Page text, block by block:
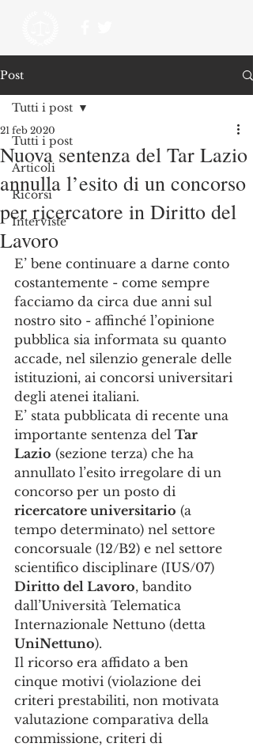
Post
Tutti i post
Articoli
Ricorsi
Interviste
Tutti i post
Nuova sentenza del Tar Lazio
annulla l’esito di un concorso
per ricercatore in Diritto del
Lavoro
21 feb 2020
E’ bene continuare a darne conto
costantemente - come sempre
facciamo da circa due anni sul
nostro sito - affinché l’opinione
pubblica sia informata su quanto
accade, nel silenzio generale delle
istituzioni, ai concorsi universitari
degli atenei italiani.
E’ stata pubblicata di recente una
importante sentenza del Tar
Lazio (sezione terza) che ha
annullato l’esito irregolare di un
concorso per un posto di
ricercatore universitario (a
tempo determinato) nel settore
concorsuale (12/B2) e nel settore
scientifico disciplinare (IUS/07)
Diritto del Lavoro, bandito
dall’Università Telematica
Internazionale Nettuno (detta
UniNettuno).
Il ricorso era affidato a ben
cinque motivi (violazione dei
criteri prestabiliti, non motivata
valutazione comparativa della
commissione, criteri di